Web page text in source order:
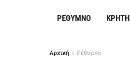
ΡΕΘΥΜΝΟ ΚΡΗΤΗ
Αρχική Ρέθυμνο